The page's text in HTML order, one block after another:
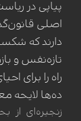
پیاپی در
اصلی
دارند که
تازه‌نفس و
راه را برای
ده‌ها لایحه
زنجیره‌ای از